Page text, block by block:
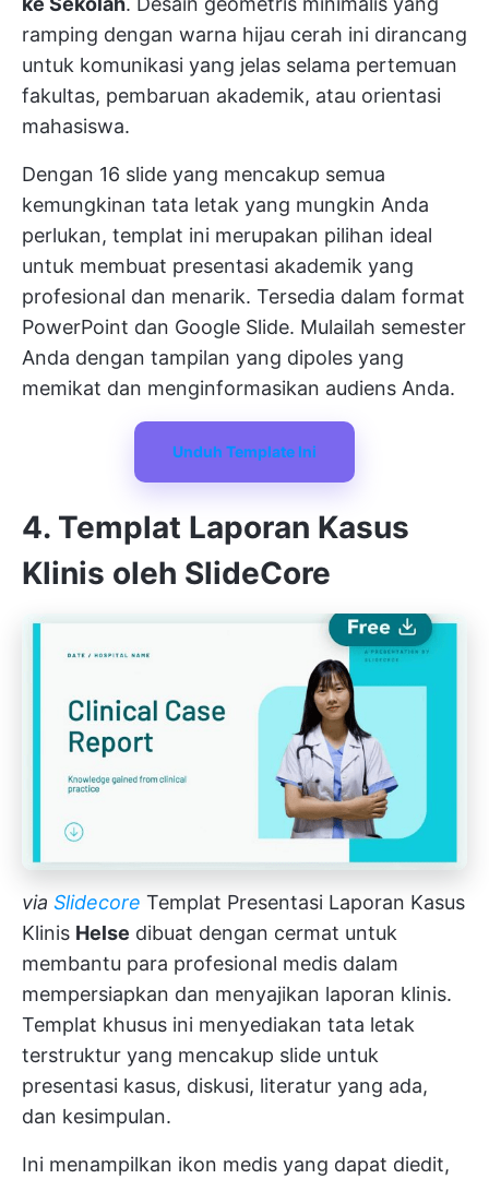
ramping dengan warna hijau cerah ini dirancang
untuk komunikasi yang jelas selama pertemuan
fakultas, pembaruan akademik, atau orientasi
mahasiswa.
Dengan 16 slide yang mencakup semua
kemungkinan tata letak yang mungkin Anda
perlukan, templat ini merupakan pilihan ideal
untuk membuat presentasi akademik yang
profesional dan menarik. Tersedia dalam format
PowerPoint dan Google Slide. Mulailah semester
Anda dengan tampilan yang dipoles yang
memikat dan menginformasikan audiens Anda.
Unduh Template Ini
4. Templat Laporan Kasus
Klinis oleh SlideCore
via Slidecore Templat Presentasi Laporan Kasus
Klinis Helse dibuat dengan cermat untuk
membantu para profesional medis dalam
mempersiapkan dan menyajikan laporan klinis.
Templat khusus ini menyediakan tata letak
terstruktur yang mencakup slide untuk
presentasi kasus, diskusi, literatur yang ada,
dan kesimpulan.
Ini menampilkan ikon medis yang dapat diedit,